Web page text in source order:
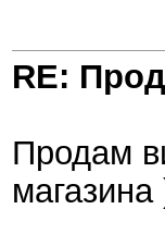
RE:
Продам